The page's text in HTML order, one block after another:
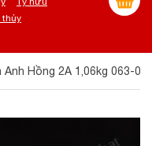
thủy
Hồng 2A 1,06kg 063-